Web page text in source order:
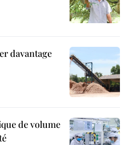
davantage
de volume